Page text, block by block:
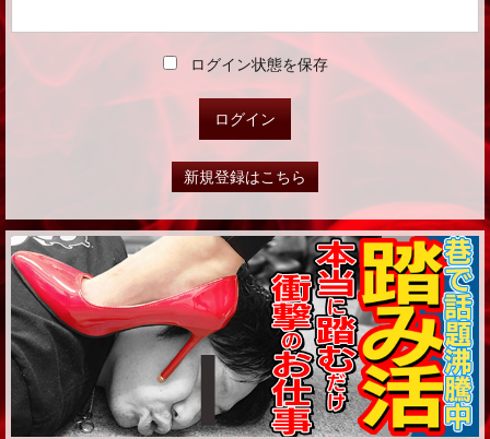
ログイン状態を保存
新規登録はこちら